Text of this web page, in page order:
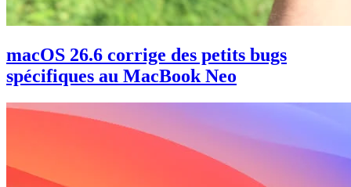
macOS 26.6 corrige des petits bugs
spécifiques au MacBook Neo